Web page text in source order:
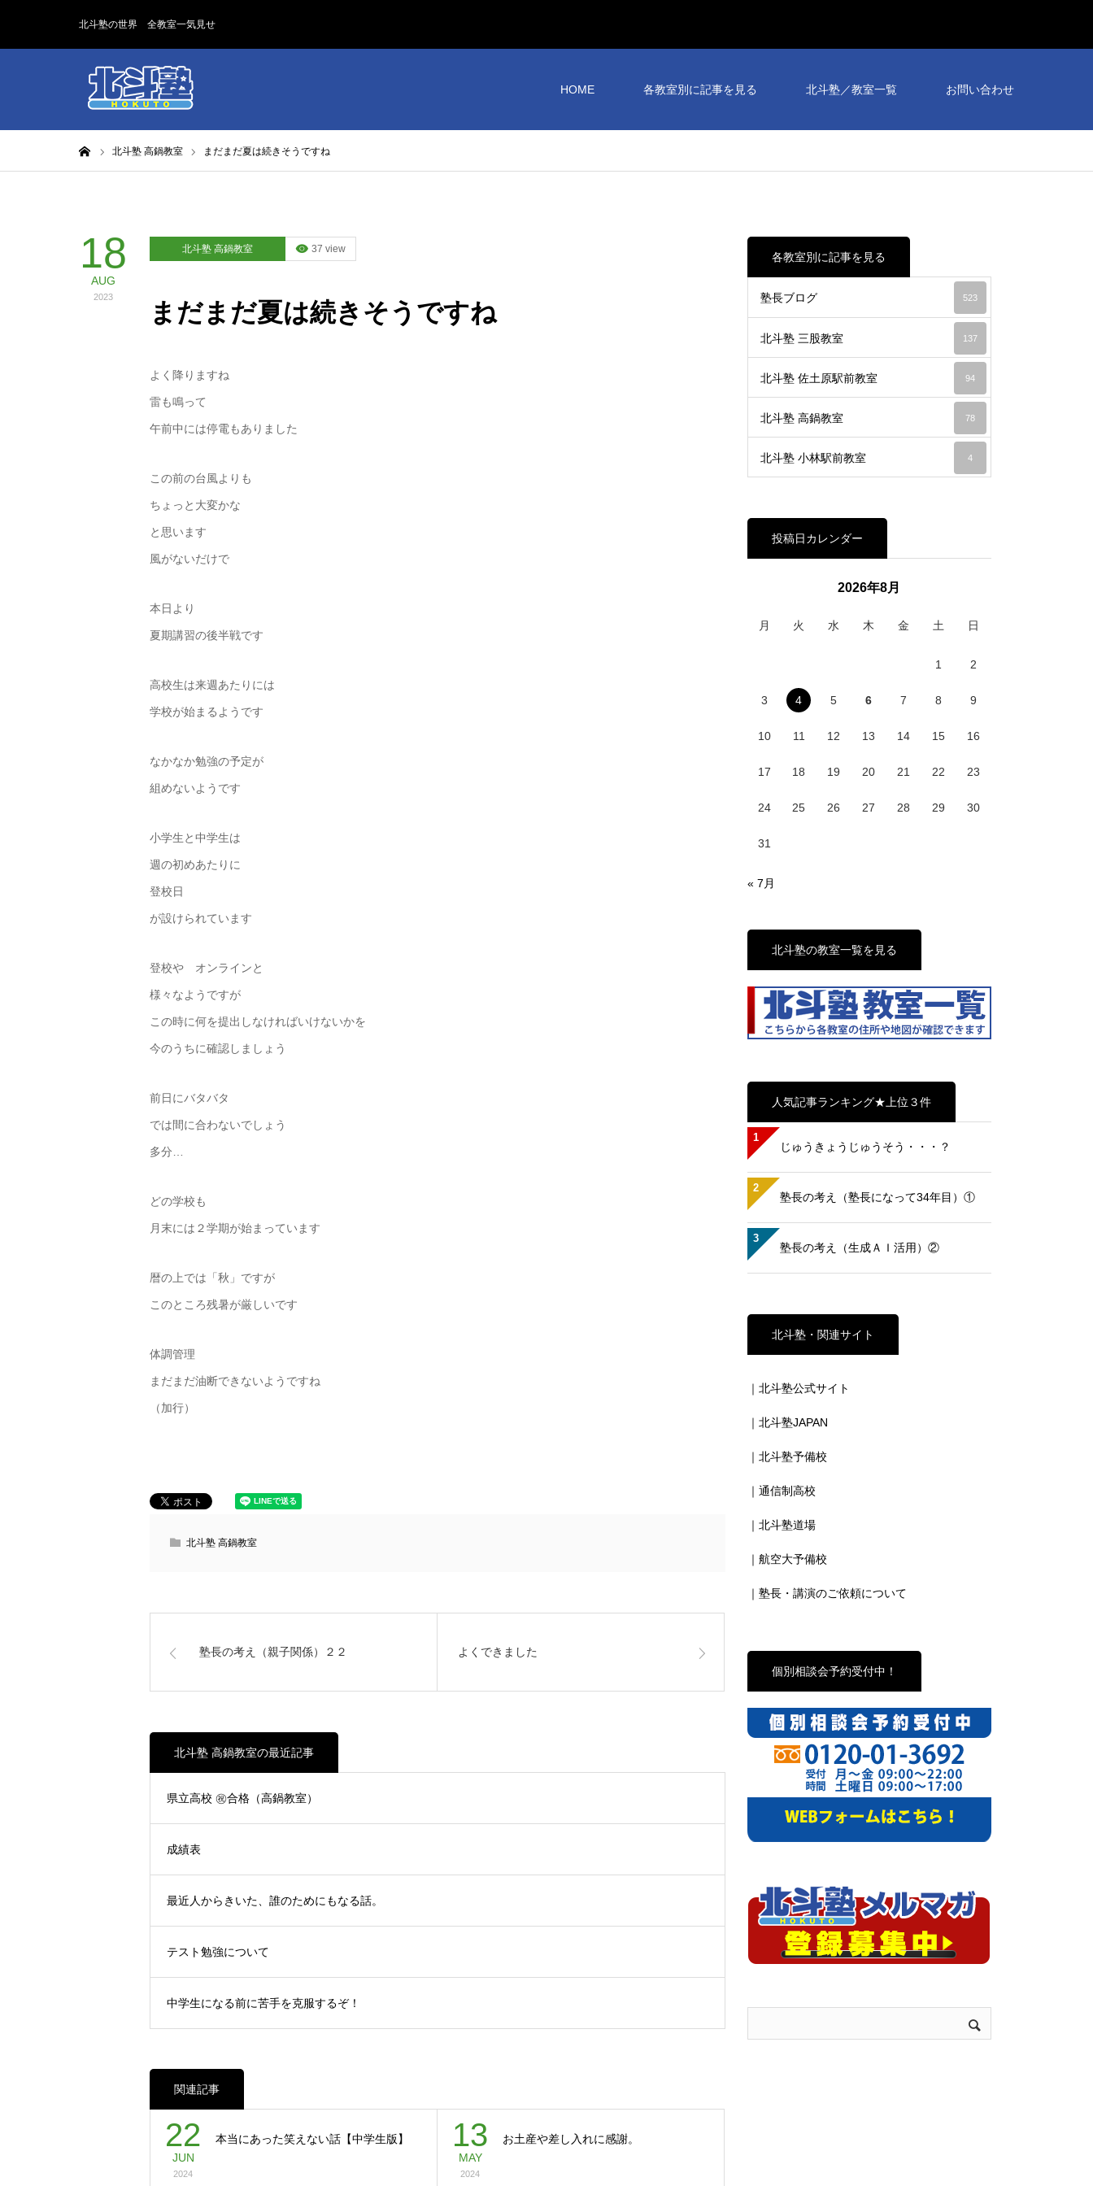
北斗塾の世界 全教室一気見せ
HOME 各教室別に記事を見る 北斗塾／教室一覧 お問い合わせ
北斗塾 高鍋教室 まだまだ夏は続きそうですね
18
AUG
2023
北斗塾 高鍋教室 37 view
まだまだ夏は続きそうですね
よく降りますね
雷も鳴って
午前中には停電もありました
この前の台風よりも
ちょっと大変かな
と思います
風がないだけで
本日より
夏期講習の後半戦です
高校生は来週あたりには
学校が始まるようです
なかなか勉強の予定が
組めないようです
小学生と中学生は
週の初めあたりに
登校日
が設けられています
登校や オンラインと
様々なようですが
この時に何を提出しなければいけないかを
今のうちに確認しましょう
前日にバタバタ
では間に合わないでしょう
多分…
どの学校も
月末には２学期が始まっています
暦の上では「秋」ですが
このところ残暑が厳しいです
体調管理
まだまだ油断できないようですね
（加行）
北斗塾 高鍋教室
塾長の考え（親子関係）２２ よくできました
北斗塾 高鍋教室の最近記事
県立高校 ㊗合格（高鍋教室）
成績表
最近人からきいた、誰のためにもなる話。
テスト勉強について
中学生になる前に苦手を克服するぞ！
関連記事
22
JUN
2024
本当にあった笑えない話【中学生版】 13
MAY
2024
お土産や差し入れに感謝。
各教室別に記事を見る
塾長ブログ 523
北斗塾 三股教室 137
北斗塾 佐土原駅前教室 94
北斗塾 高鍋教室 78
北斗塾 小林駅前教室 4
投稿日カレンダー
2026年8月
月 火 水 木 金 土 日
1 2
3 4 5 6 7 8 9
10 11 12 13 14 15 16
17 18 19 20 21 22 23
24 25 26 27 28 29 30
31
« 7月
北斗塾の教室一覧を見る
人気記事ランキング★上位３件
1
じゅうきょうじゅうそう・・・？
2
塾長の考え（塾長になって34年目）①
3
塾長の考え（生成ＡＩ活用）②
北斗塾・関連サイト
｜北斗塾公式サイト
｜北斗塾JAPAN
｜北斗塾予備校
｜通信制高校
｜北斗塾道場
｜航空大予備校
｜塾長・講演のご依頼について
個別相談会予約受付中！